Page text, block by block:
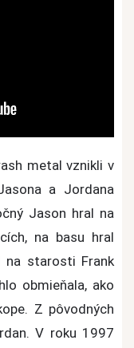
metal vznikli v
a Jordana
Jason hral na
na basu hral
na starosti Frank
obmieňala, ako
Z pôvodných
V roku 1997